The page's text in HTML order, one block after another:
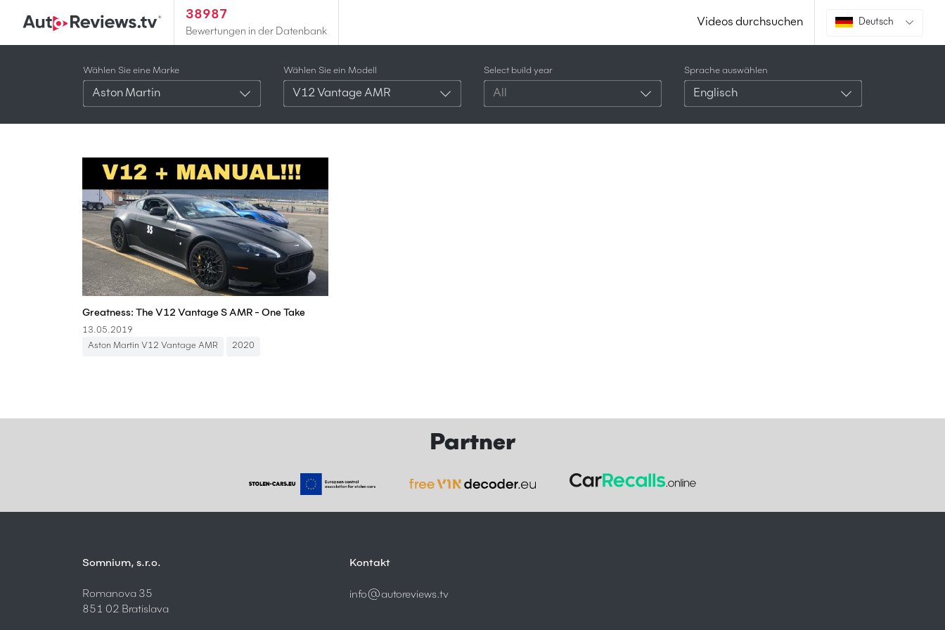
38987
Bewertungen in der Datenbank
Videos durchsuchen Deutsch
Wählen Sie eine Marke
Aston Martin
Wählen Sie ein Modell
V12 Vantage AMR
Select build year
All
Sprache auswählen
Englisch
Greatness: The V12 Vantage S AMR - One Take
13.05.2019
Aston Martin V12 Vantage AMR
2020
Partner
Somnium, s.r.o.
Romanova 35
851 02 Bratislava
Kontakt
info@autoreviews.tv